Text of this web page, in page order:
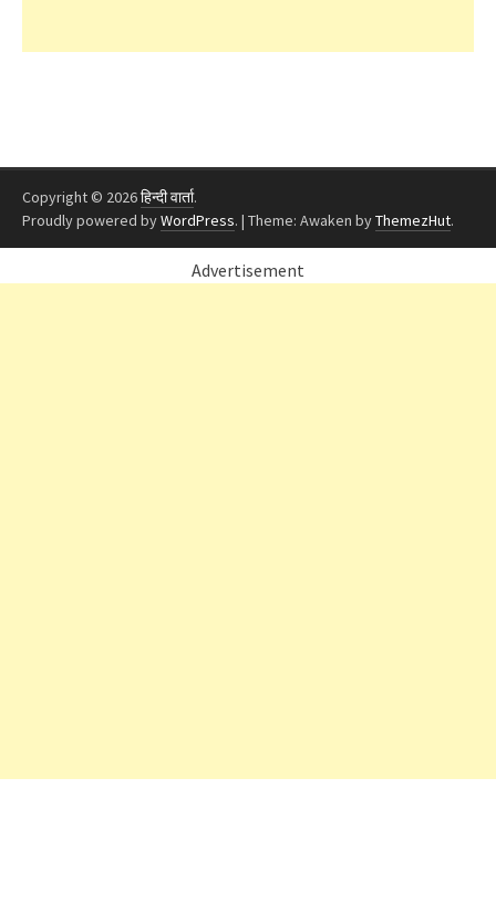
Copyright © 2026हिन्दी वार्ता.
Proudly powered byWordPress. | Theme: Awaken byThemezHut.
Advertisement